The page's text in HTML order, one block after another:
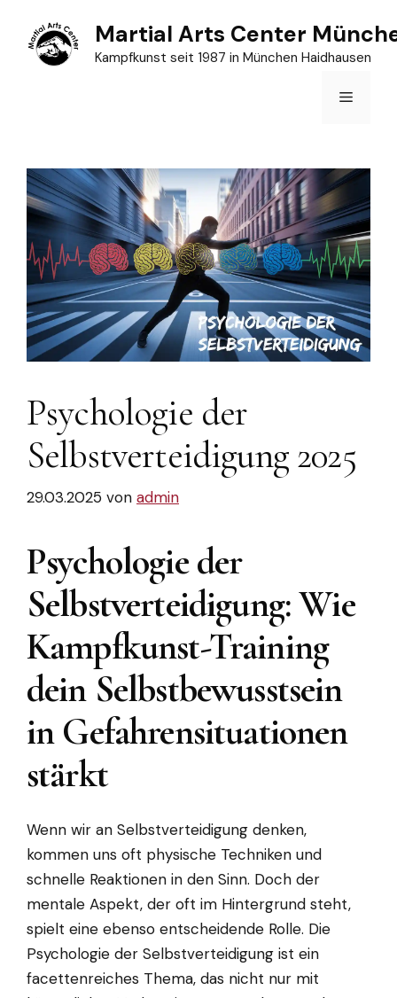
Inhalt
springen
Martial Arts Center
Kampfkunst seit 1987 in München Haidhausen
Menü
Psychologie der
Selbstverteidigung 2025
29.03.2025 von admin
Psychologie der
Selbstverteidigung: Wie
Kampfkunst-Training
dein Selbstbewusstsein
in Gefahrensituationen
stärkt
Wenn wir an Selbstverteidigung denken,
kommen uns oft physische Techniken und
schnelle Reaktionen in den Sinn. Doch der
mentale Aspekt, der oft im Hintergrund steht,
spielt eine ebenso entscheidende Rolle. Die
Psychologie der Selbstverteidigung ist ein
facettenreiches Thema, das nicht nur mit